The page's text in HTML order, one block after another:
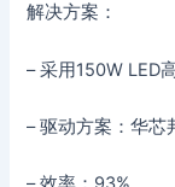
解决方案：
– 采用150W LED
– 驱动方案：华芯